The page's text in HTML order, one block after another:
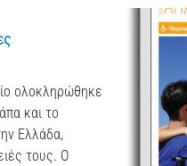
ολοκληρώθηκε
και το
Ελλάδα,
τους. Ο